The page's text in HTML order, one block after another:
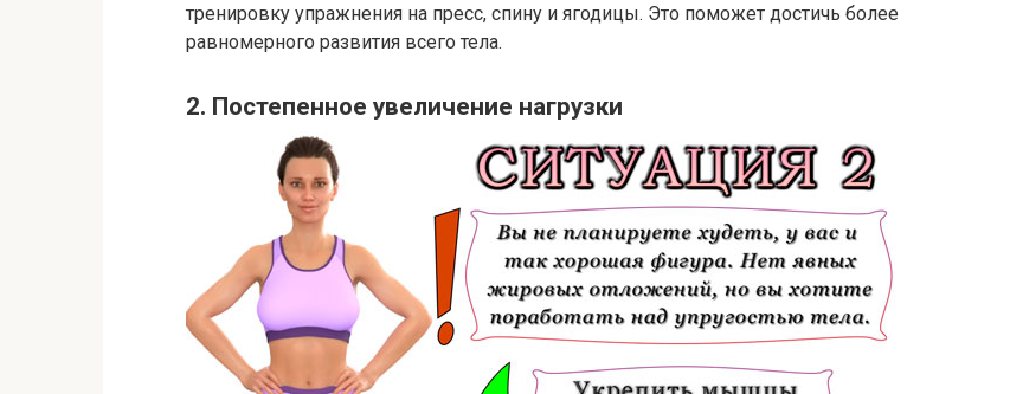
тренировку упражнения на пресс, спину и ягодицы. Это поможет достичь более
равномерного развития всего тела.
2. Постепенное увеличение нагрузки